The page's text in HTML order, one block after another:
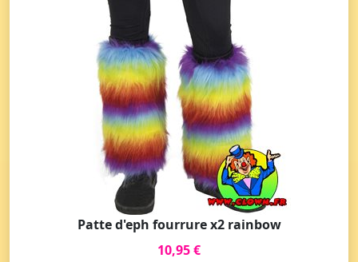
Patte d'eph fourrure x2 rainbow
10,95 €